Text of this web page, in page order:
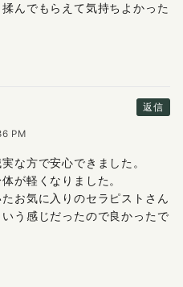
んでもらえて気持ちよかった
返信
PM
な方で安心できました。
が軽くなりました。
お気に入りのセラピストさん
う感じだったので良かったで